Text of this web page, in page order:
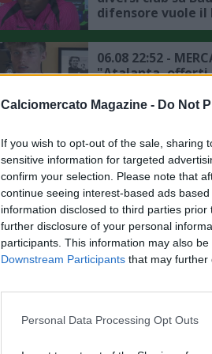
Calciomercato Magazine - Do Not
If you wish to opt-out of the sale, sharing
sensitive information for targeted
confirm your selection. Please note that
continue seeing interest-based ads
information disclosed to third parties
further disclosure of your personal
participants. This information may also
Downstream Participants that may further
Personal Data Processing Opt Outs
difensore vuole il
frena la
06.08 22:52 -
"Atalanta, offerti
dettagli"
ancora zero
bookie (a 1,57)
salutare
06.08 13:38 -
dettagli il
ultime sulla
mercato in
rimanere in Serie